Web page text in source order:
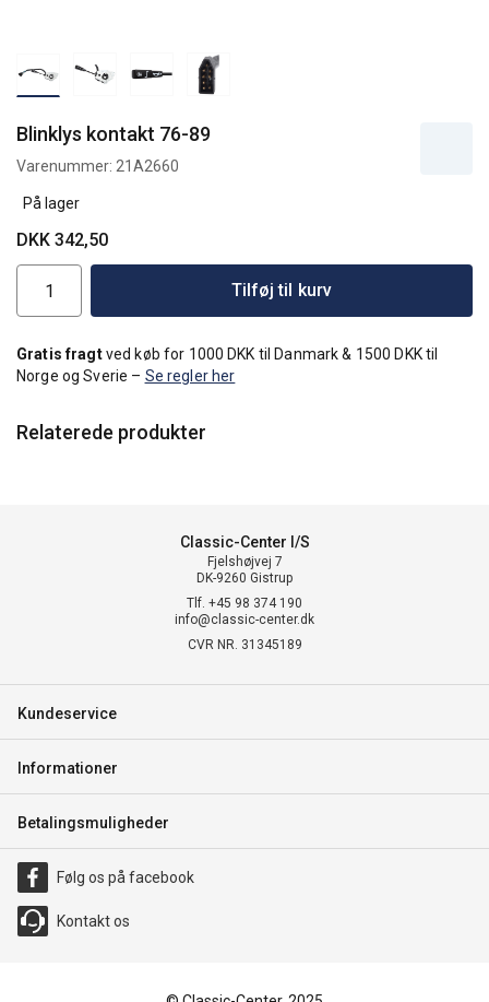
Blinklys kontakt 76-89
Varenummer: 21A2660
På lager
DKK 342,50
Tilføj til kurv
Gratis fragtved køb for 1000 DKK til Danmark & 1500 DKK til
Norge og Sverie – Se regler her
Relaterede produkter
Classic-Center I/S
Fjelshøjvej 7
DK-9260 Gistrup
Tlf. +45 98 374 190
info@classic-center.dk
CVR NR. 31345189
Kundeservice
Informationer
Betalingsmuligheder
Følg os på facebook
Kontakt os